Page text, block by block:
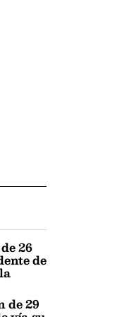
26
de
de 29